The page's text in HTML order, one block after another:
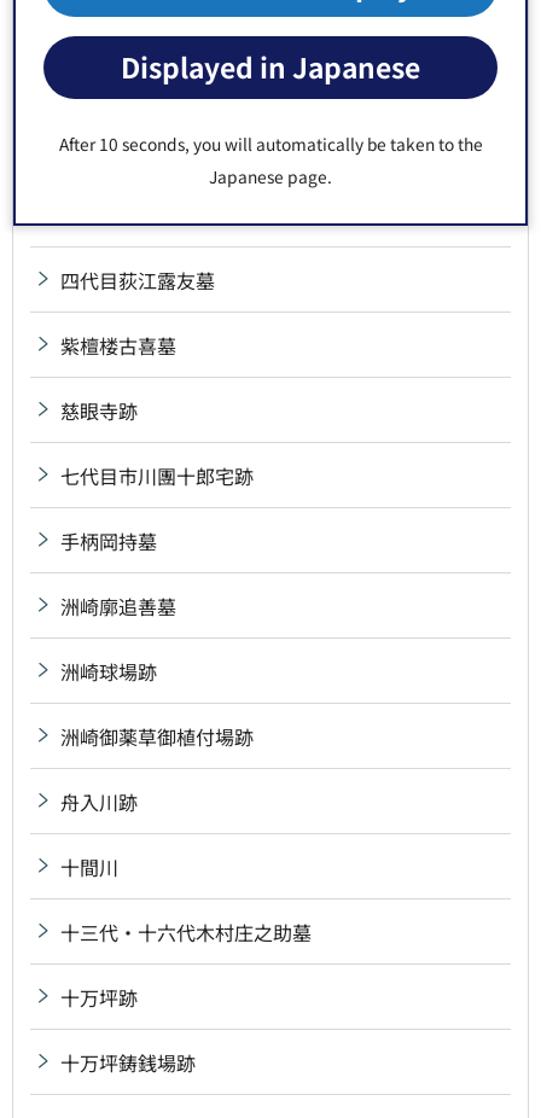
Displayed in Japanese
After 10 seconds, you will automatically be taken to the
Japanese page.
三野村利左衛門宅跡
山東京伝誕生の地
四ッ車大八墓
四代目荻江露友墓
紫檀楼古喜墓
慈眼寺跡
七代目市川團十郎宅跡
手柄岡持墓
洲崎廓追善墓
洲崎球場跡
洲崎御薬草御植付場跡
舟入川跡
十間川
十三代・十六代木村庄之助墓
十万坪跡
十万坪鋳銭場跡